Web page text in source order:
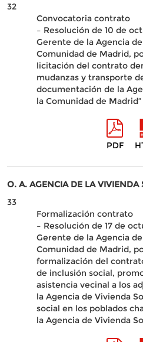
32
Convocatoria contrato
– Resolución de 10 de
Gerente de la Agencia
Comunidad de Madrid,
licitación del contrato
mudanzas y transporte
documentación de la
la Comunidad de Madrid”
PDF
O. A. AGENCIA DE LA VIVIENDA
33
Formalización contrato
– Resolución de 17 de
Gerente de la Agencia
Comunidad de Madrid,
formalización del
de inclusión social,
asistencia vecinal a los
la Agencia de Vivienda
social en los poblados
la Agencia de Vivienda